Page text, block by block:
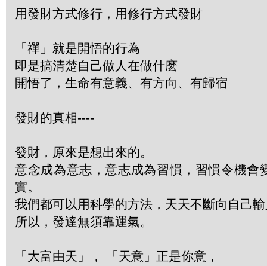
用發財方式修行，用修行方式發財
「禪」就是開悟的行為
即是搞清楚自己做人在做什麽
開悟了，生命有意義、有方向、有歸宿
發財的真相----
發財，原來是想出來的。
意念成為意志，意志成為習慣，習慣令機會
實。
我們都可以用科學的方法，天天不斷向自己
所以，發達無須靠運氣。
「大富由天」， 「天意」正是你意，